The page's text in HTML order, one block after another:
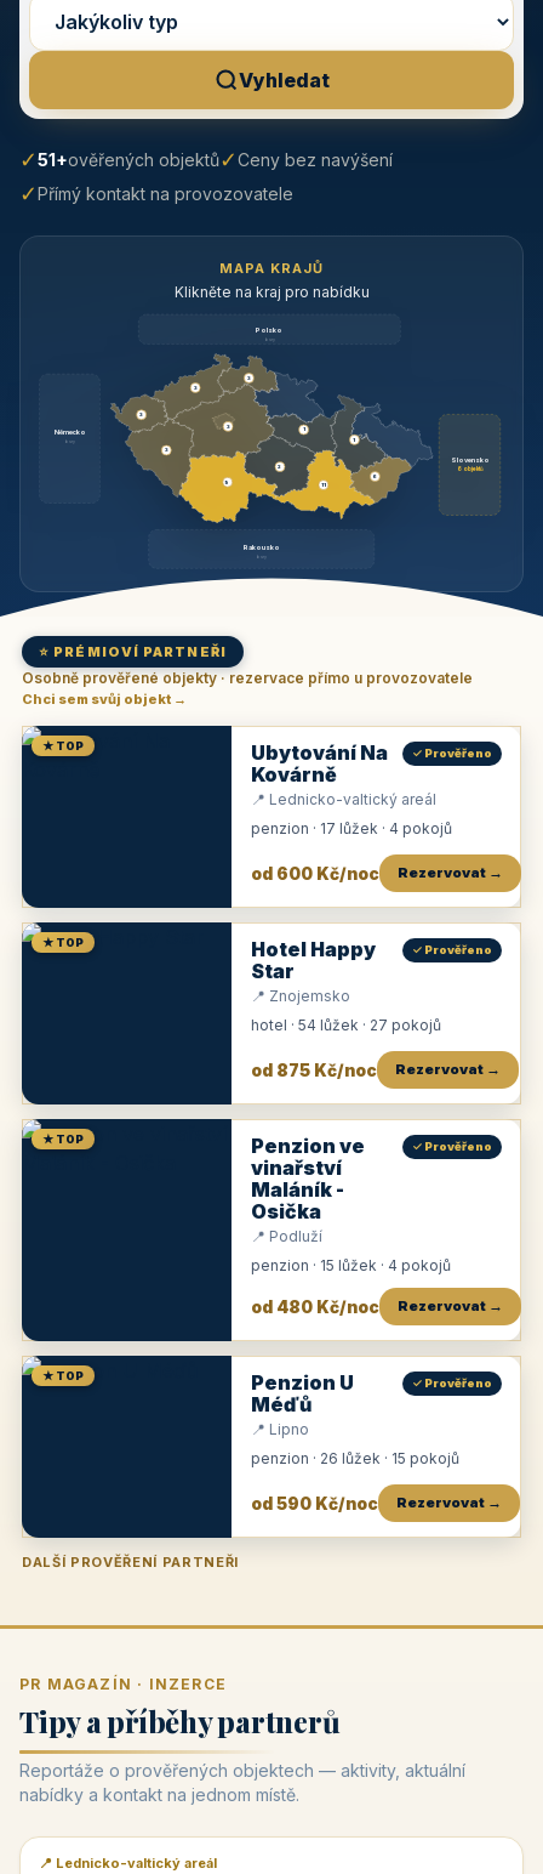
Vyhledat
✓51+ověřených objektů✓Ceny bez navýšení
✓Přímý kontakt na provozovatele
MAPA KRAJŮ
Klikněte na kraj pro nabídku
Polsko
brzy
Německo
brzy
Slovensko
6 objektů
Rakousko
brzy
3
9
3
3
3
3
1
2
11
1
6
⭐ PRÉMIOVÍ PARTNEŘI
Osobně prověřené objekty · rezervace přímo u provozovatele
Chci sem svůj objekt →
★ TOP
Ubytování Na
Kovárně
✓ Prověřeno
📍 Lednicko-valtický areál
penzion · 17 lůžek · 4 pokojů
od 600 Kč/noc Rezervovat →
★ TOP
Hotel Happy
Star
✓ Prověřeno
📍 Znojemsko
hotel · 54 lůžek · 27 pokojů
od 875 Kč/noc Rezervovat →
★ TOP
Penzion ve
vinařství
Maláník -
Osička
✓ Prověřeno
📍 Podluží
penzion · 15 lůžek · 4 pokojů
od 480 Kč/noc Rezervovat →
★ TOP
Penzion U
Méďů
✓ Prověřeno
📍 Lipno
penzion · 26 lůžek · 15 pokojů
od 590 Kč/noc Rezervovat →
DALŠÍ PROVĚŘENÍ PARTNEŘI
Penzion U Zámku Pension Faber
PR MAGAZÍN · INZERCE
Tipy a příběhy partnerů
Reportáže o prověřených objektech — aktivity, aktuální
nabídky a kontakt na jednom místě.
📰 PR článek
📍 Lednicko-valtický areál